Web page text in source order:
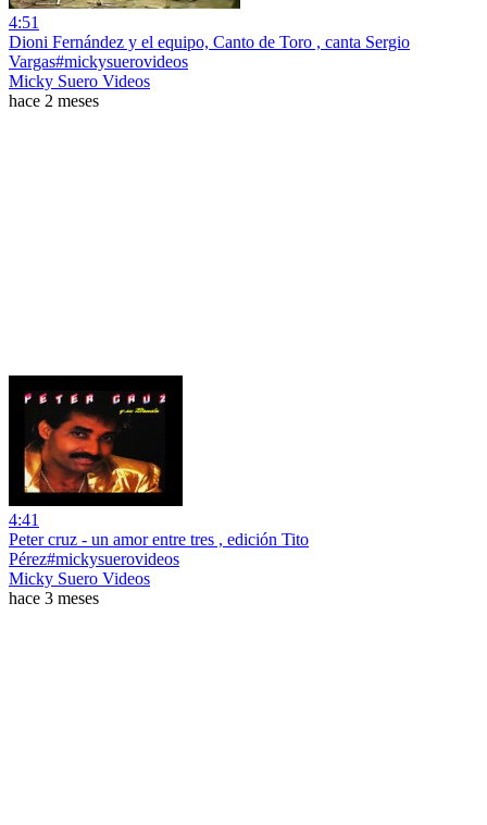
4:51
Dioni Fernández y el equipo, Canto de Toro , canta Sergio
Vargas#mickysuerovideos
Micky Suero Videos
hace 2 meses
4:41
Peter cruz - un amor entre tres , edición Tito
Pérez#mickysuerovideos
Micky Suero Videos
hace 3 meses